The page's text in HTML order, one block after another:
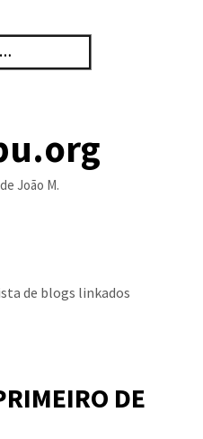
João M.
de blogs linkados
DE